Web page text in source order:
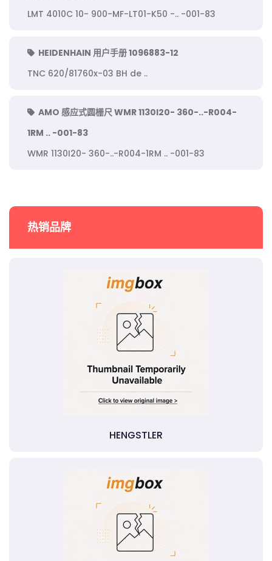
LMT 4010C 10- 900-MF-LT01-K50 -.. -001-83
HEIDENHAIN 用户手册 1096883-12
TNC 620/81760x-03 BH de ..
AMO 感应式圆栅尺 WMR 1130I20- 360-..-R004-
1RM .. -001-83
WMR 1130I20- 360-..-R004-1RM .. -001-83
热销品牌
HENGSTLER